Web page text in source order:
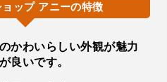
ョップ アニーの特徴
かわいらしい外観が魅力
良いです。